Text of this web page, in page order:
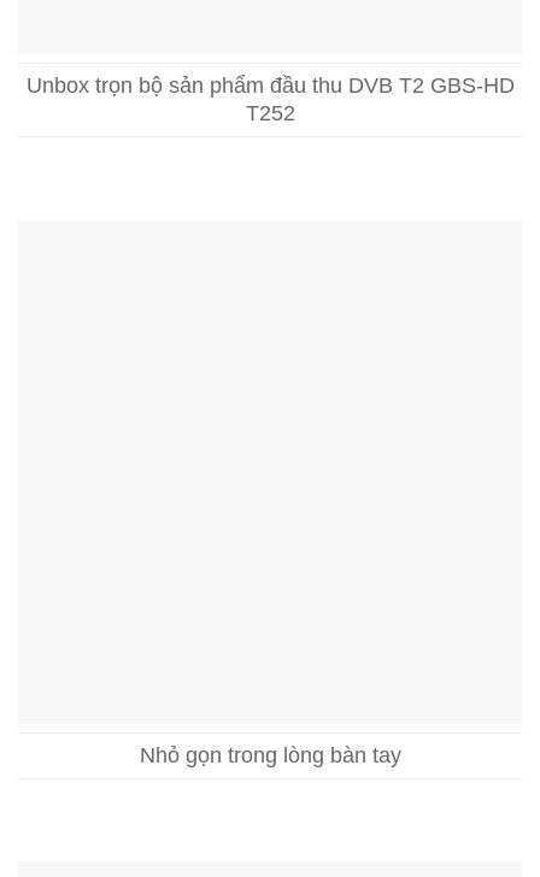
Unbox trọn bộ sản phẩm đầu thu DVB T2 GBS-HD
T252
Nhỏ gọn trong lòng bàn tay